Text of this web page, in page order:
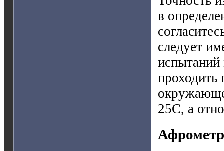
в
следует
испытаний
проходить
25С, а